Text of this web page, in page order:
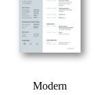
Modern